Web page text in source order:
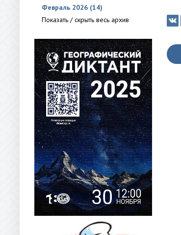
Февраль 2026 (14)
Показать / скрыть весь архив